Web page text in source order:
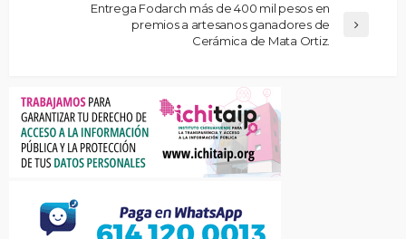
Entrega Fodarch más de 400 mil pesos en
premios a artesanos ganadores de
Cerámica de Mata Ortiz.